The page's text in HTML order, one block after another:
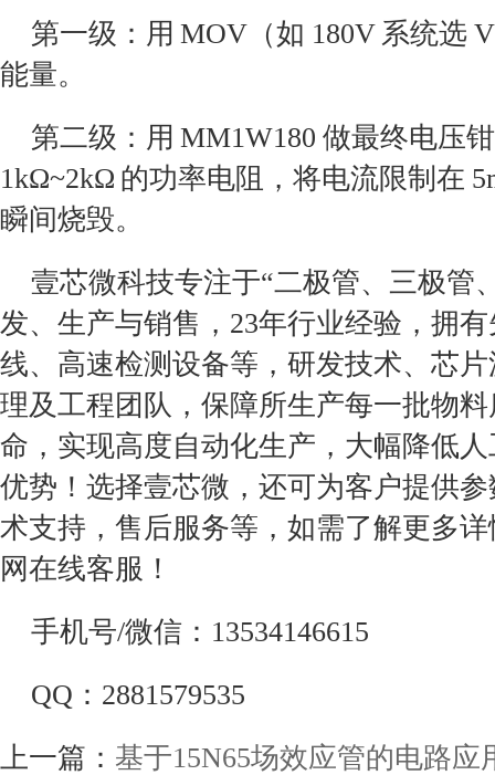
第一级：用 MOV（如 180V 系统选
能量。
第二级：用 MM1W180 做最终电压
1kΩ~2kΩ 的功率电阻，将电流限制在
瞬间烧毁。
壹芯微科技专注于“二极管、三极管
发、生产与销售，23年行业经验，拥
线、高速检测设备等，研发技术、芯
理及工程团队，保障所生产每一批物
命，实现高度自动化生产，大幅降低
优势！选择壹芯微，还可为客户提供
术支持，售后服务等，如需了解更多
网在线客服！
手机号/微信：13534146615
QQ：2881579535
上一篇： 基于15N65场效应管的电路应